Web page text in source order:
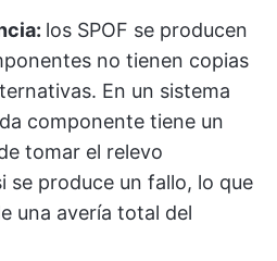
los SPOF se producen
no tienen copias
En un sistema
componente tiene un
tomar el relevo
se produce un fallo, lo que
una avería total del